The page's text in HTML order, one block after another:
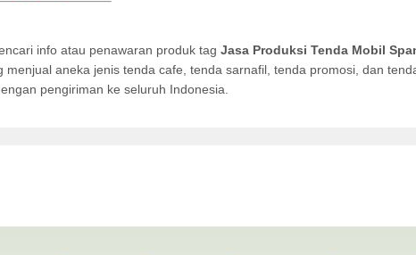
info atau penawaran produk tag Jasa Produksi Tenda Mobil
menjual aneka jenis tenda cafe, tenda sarnafil, tenda promosi, dan
pengiriman ke seluruh Indonesia.